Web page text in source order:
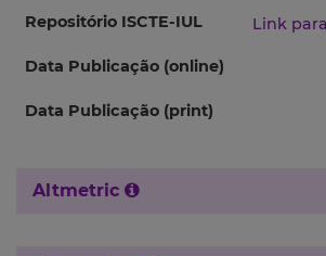
Repositório ISCTE-IUL Link
Data Publicação (online)
Data Publicação (print)
Altmetric